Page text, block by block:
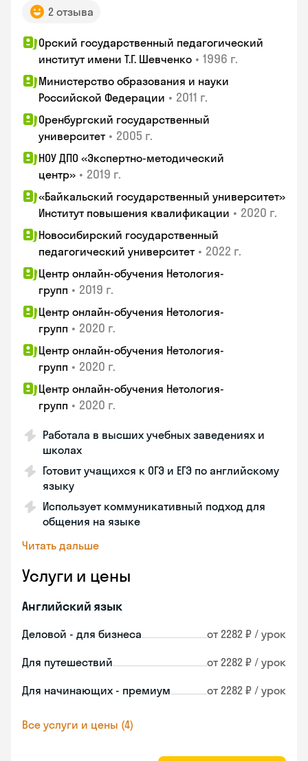
2 отзыва
Орский государственный педагогический
институт имени Т.Г. Шевченко • 1996 г.
Министерство образования и науки
Российской Федерации • 2011 г.
Оренбургский государственный
университет • 2005 г.
НОУ ДПО «Экспертно-методический
центр» • 2019 г.
«Байкальский государственный университет»
Институт повышения квалификации • 2020 г.
Новосибирский государственный
педагогический университет • 2022 г.
Центр онлайн-обучения Нетология-
групп • 2019 г.
Центр онлайн-обучения Нетология-
групп • 2020 г.
Центр онлайн-обучения Нетология-
групп • 2020 г.
Центр онлайн-обучения Нетология-
групп • 2020 г.
Работала в высших учебных заведениях и
школах
Готовит учащихся к ОГЭ и ЕГЭ по английскому
языку
Использует коммуникативный подход для
общения на языке
Читать дальше
Услуги и цены
Английский язык
Деловой - для бизнеса от 2282 ₽ / урок
Для путешествий от 2282 ₽ / урок
Для начинающих - премиум от 2282 ₽ / урок
Все услуги и цены (4)